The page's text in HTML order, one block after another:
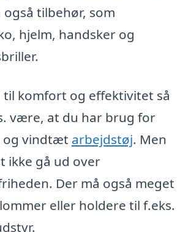
tilbehør, som
hjelm, handsker og
til komfort og effektivitet så
være, at du har brug for
og vindtæt arbejdstøj. Men
ikke gå ud over
Der må også meget
eller holdere til f.eks.